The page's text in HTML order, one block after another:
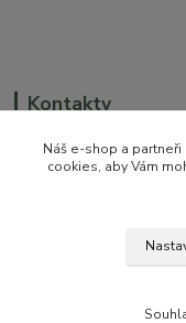
Kontakty
sales@prokytky.cz
Náš e-shop a partneři
cookies, aby Vám